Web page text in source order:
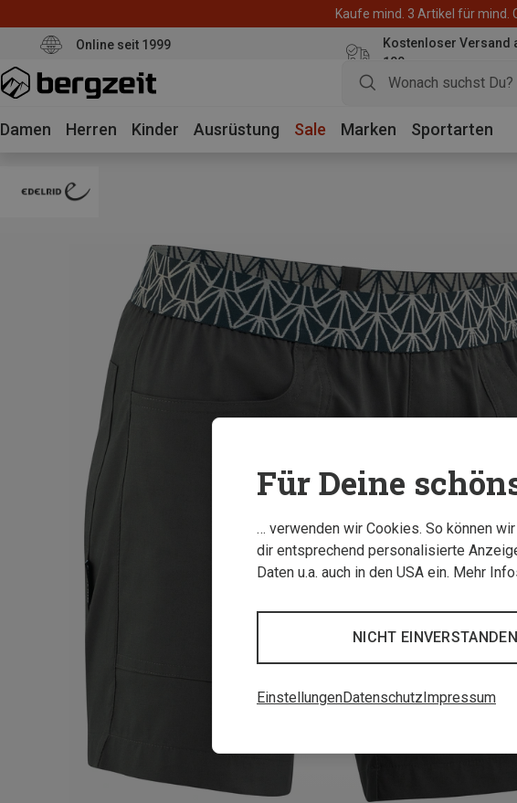
Kaufe mind. 3 Artikel für mind.
Online seit 1999
Kostenloser Versand
100
Damen Herren Kinder Ausrüstung Sale Marken Sportarten
Für Deine
… verwenden wir Cookies. So können
dir entsprechend personalisierte
Daten u.a. auch in den USA ein. Mehr
NICHT EINVERSTANDEN
EinstellungenDatenschutz Impressum